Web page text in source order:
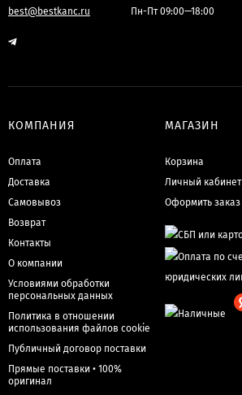
best@bestkanc.ru Пн-Пт 09:00—18:00
КОМПАНИЯ
Оплата
Доставка
Самовывоз
Возврат
Контакты
О компании
Условиями обработки
персональных данных
Политика в отношении
использования файлов cookie
Публичный договор поставки
Прямые поставки • 100%
оригинал
МАГАЗИН
Корзина
Личный кабинет
Оформить заказ